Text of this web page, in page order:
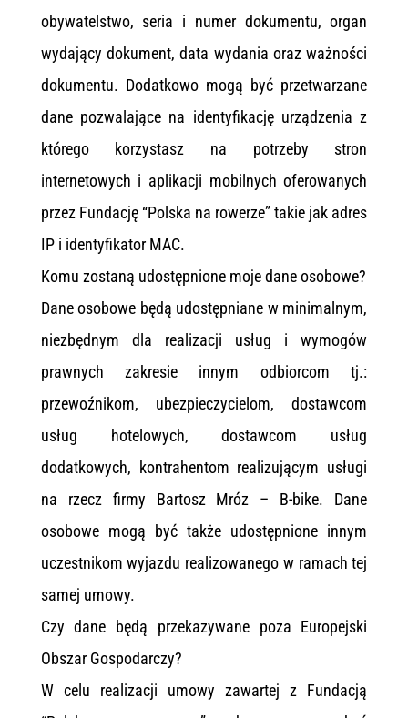
obywatelstwo, seria i numer dokumentu, organ
wydający dokument, data wydania oraz ważności
dokumentu. Dodatkowo mogą być przetwarzane
dane pozwalające na identyfikację urządzenia z
którego korzystasz na potrzeby stron
internetowych i aplikacji mobilnych oferowanych
przez Fundację “Polska na rowerze” takie jak adres
IP i identyfikator MAC.
Komu zostaną udostępnione moje dane osobowe?
Dane osobowe będą udostępniane w minimalnym,
niezbędnym dla realizacji usług i wymogów
prawnych zakresie innym odbiorcom tj.:
przewoźnikom, ubezpieczycielom, dostawcom
usług hotelowych, dostawcom usług
dodatkowych, kontrahentom realizującym usługi
na rzecz firmy Bartosz Mróz – B-bike. Dane
osobowe mogą być także udostępnione innym
uczestnikom wyjazdu realizowanego w ramach tej
samej umowy.
Czy dane będą przekazywane poza Europejski
Obszar Gospodarczy?
W celu realizacji umowy zawartej z Fundacją